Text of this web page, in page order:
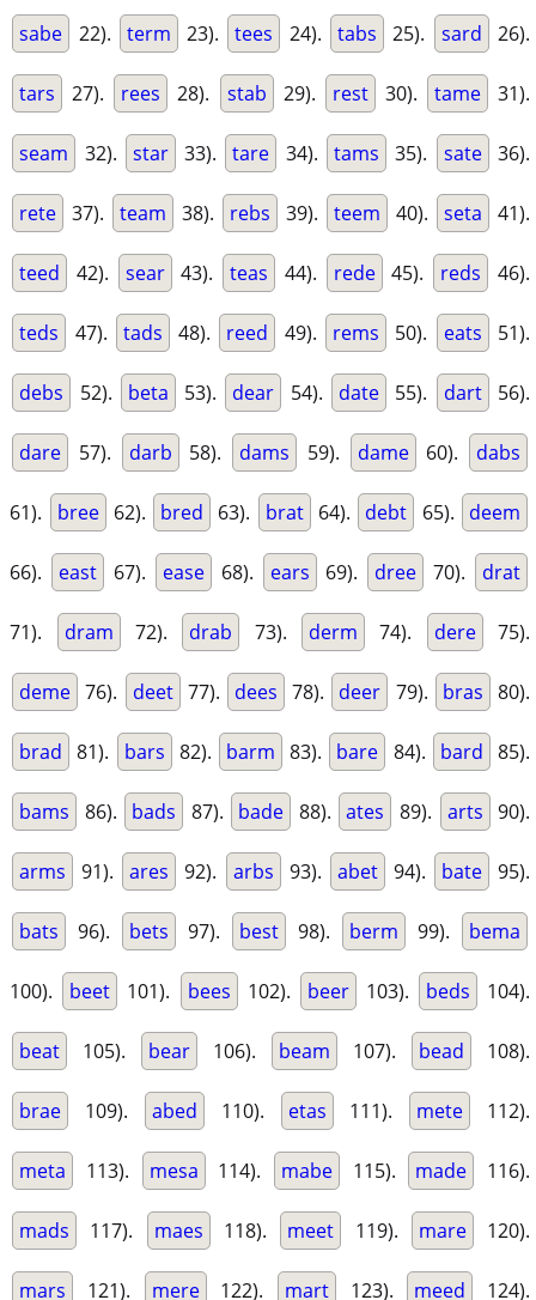
sabe 22). term 23). tees 24). tabs 25). sard 26).
tars 27). rees 28). stab 29). rest 30). tame 31).
seam 32). star 33). tare 34). tams 35). sate 36).
rete 37). team 38). rebs 39). teem 40). seta 41).
teed 42). sear 43). teas 44). rede 45). reds 46).
teds 47). tads 48). reed 49). rems 50). eats 51).
debs 52). beta 53). dear 54). date 55). dart 56).
dare 57). darb 58). dams 59). dame 60). dabs
61). bree 62). bred 63). brat 64). debt 65). deem
66). east 67). ease 68). ears 69). dree 70). drat
71). dram 72). drab 73). derm 74). dere 75).
deme 76). deet 77). dees 78). deer 79). bras 80).
brad 81). bars 82). barm 83). bare 84). bard 85).
bams 86). bads 87). bade 88). ates 89). arts 90).
arms 91). ares 92). arbs 93). abet 94). bate 95).
bats 96). bets 97). best 98). berm 99). bema
100). beet 101). bees 102). beer 103). beds 104).
beat 105). bear 106). beam 107). bead 108).
brae 109). abed 110). etas 111). mete 112).
meta 113). mesa 114). mabe 115). made 116).
mads 117). maes 118). meet 119). mare 120).
mars 121). mere 122). mart 123). meed 124).